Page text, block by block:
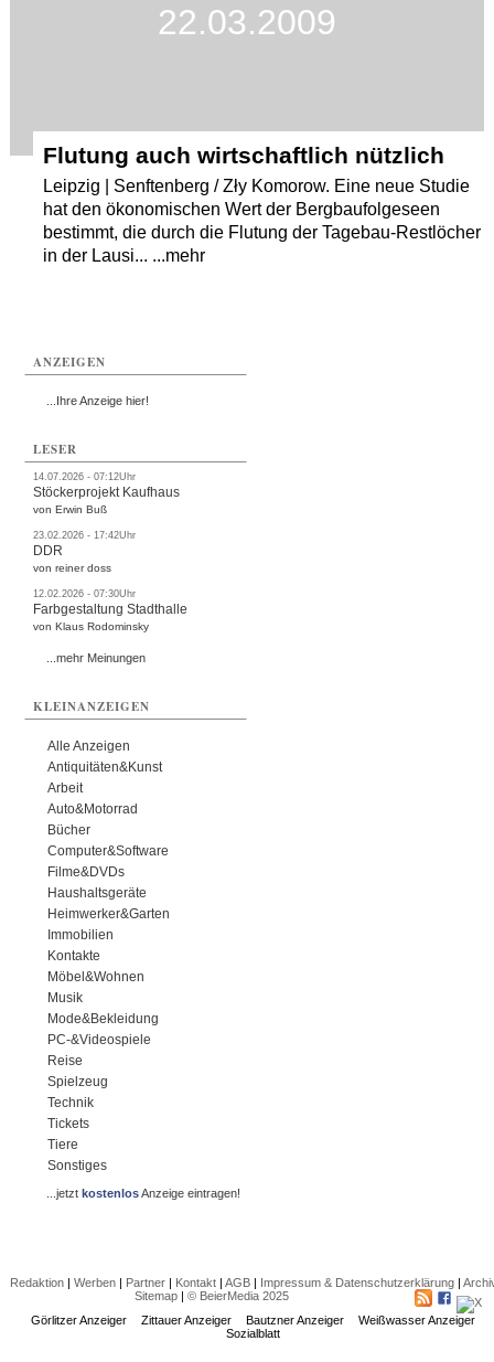
22.03.2009
Flutung auch wirtschaftlich nützlich
Leipzig | Senftenberg / Zły Komorow. Eine neue Studie
hat den ökonomischen Wert der Bergbaufolgeseen
bestimmt, die durch die Flutung der Tagebau-Restlöcher
in der Lausi... ...mehr
ANZEIGEN
...Ihre Anzeige hier!
LESER
14.07.2026 - 07:12Uhr
Stöckerprojekt Kaufhaus
von Erwin Buß
23.02.2026 - 17:42Uhr
DDR
von reiner doss
12.02.2026 - 07:30Uhr
Farbgestaltung Stadthalle
von Klaus Rodominsky
...mehr Meinungen
KLEINANZEIGEN
Alle Anzeigen
Antiquitäten&Kunst
Arbeit
Auto&Motorrad
Bücher
Computer&Software
Filme&DVDs
Haushaltsgeräte
Heimwerker&Garten
Immobilien
Kontakte
Möbel&Wohnen
Musik
Mode&Bekleidung
PC-&Videospiele
Reise
Spielzeug
Technik
Tickets
Tiere
Sonstiges
...jetztkostenlosAnzeige eintragen!
Redaktion| Werben| Partner| Kontakt| AGB| Impressum & Datenschutzerklärung|
Sitemap |© BeierMedia 2025
Görlitzer Anzeiger
Zittauer Anzeiger Bautzner Anzeiger
Weißwasser Anzeiger
Sozialblatt